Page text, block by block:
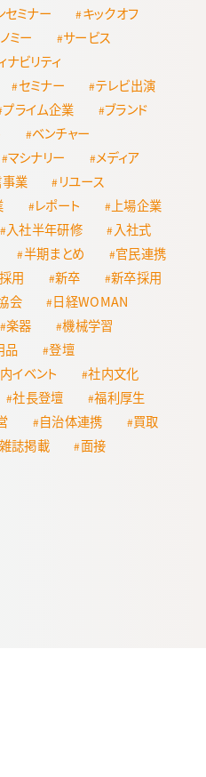
セミナー
キックオフ
ミー
サービス
ナビリティ
セミナー
テレビ出演
プライム企業
ブランド
ベンチャー
マシナリー
メディア
業
リユース
レポート
上場企業
入社半年研修
入社式
半期まとめ
官民連携
採用 新卒
新卒採用
会
日経WOMAN
楽器
機械学習
品
登壇
イベント
社内文化
社長登壇
福利厚生
自治体連携
買取
雑誌掲載
面接